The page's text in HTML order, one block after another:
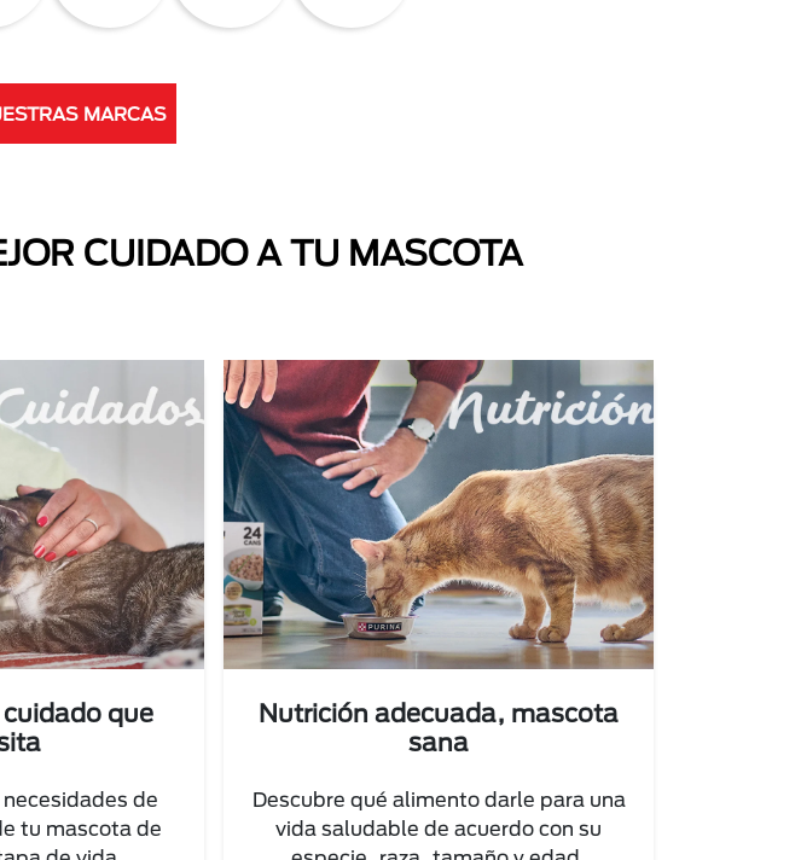
MARCAS
CUIDADO A TU MASCOTA
que
de
tu mascota de
Nutrición adecuada, mascota
sana
Descubre qué alimento darle para una
vida saludable de acuerdo con su